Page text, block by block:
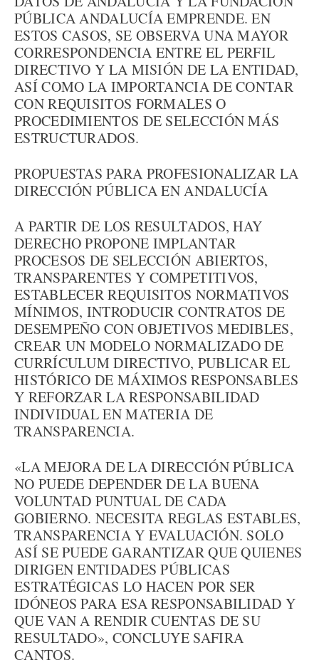
PÚBLICA ANDALUCÍA EMPRENDE. EN
ESTOS CASOS, SE OBSERVA UNA MAYOR
CORRESPONDENCIA ENTRE EL PERFIL
DIRECTIVO Y LA MISIÓN DE LA ENTIDAD,
ASÍ COMO LA IMPORTANCIA DE CONTAR
CON REQUISITOS FORMALES O
PROCEDIMIENTOS DE SELECCIÓN MÁS
ESTRUCTURADOS.
PROPUESTAS PARA PROFESIONALIZAR LA
DIRECCIÓN PÚBLICA EN ANDALUCÍA
A PARTIR DE LOS RESULTADOS, HAY
DERECHO PROPONE IMPLANTAR
PROCESOS DE SELECCIÓN ABIERTOS,
TRANSPARENTES Y COMPETITIVOS,
ESTABLECER REQUISITOS NORMATIVOS
MÍNIMOS, INTRODUCIR CONTRATOS DE
DESEMPEÑO CON OBJETIVOS MEDIBLES,
CREAR UN MODELO NORMALIZADO DE
CURRÍCULUM DIRECTIVO, PUBLICAR EL
HISTÓRICO DE MÁXIMOS RESPONSABLES
Y REFORZAR LA RESPONSABILIDAD
INDIVIDUAL EN MATERIA DE
TRANSPARENCIA.
«LA MEJORA DE LA DIRECCIÓN PÚBLICA
NO PUEDE DEPENDER DE LA BUENA
VOLUNTAD PUNTUAL DE CADA
GOBIERNO. NECESITA REGLAS ESTABLES,
TRANSPARENCIA Y EVALUACIÓN. SOLO
ASÍ SE PUEDE GARANTIZAR QUE QUIENES
DIRIGEN ENTIDADES PÚBLICAS
ESTRATÉGICAS LO HACEN POR SER
IDÓNEOS PARA ESA RESPONSABILIDAD Y
QUE VAN A RENDIR CUENTAS DE SU
RESULTADO», CONCLUYE SAFIRA
CANTOS.